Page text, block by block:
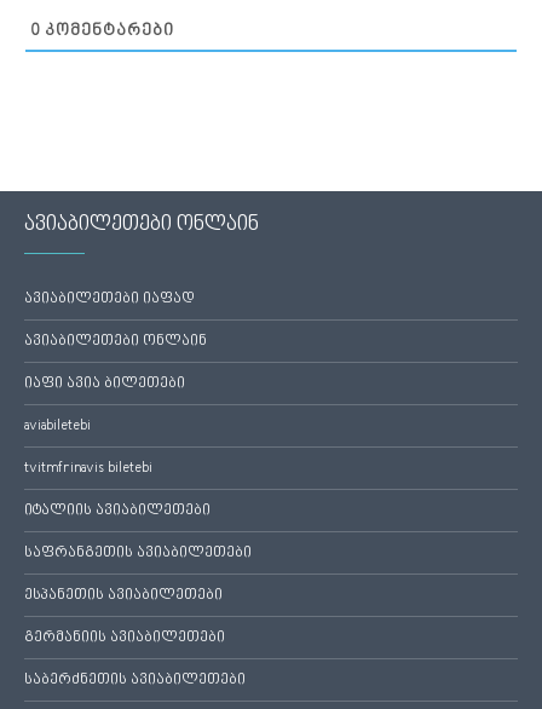
0 ᲙᲝᲛᲔᲜᲢᲐᲠᲔᲑᲘ
ავიაბილეთები ონლაინ
ავიაბილეთები იაფად
ავიაბილეთები ონლაინ
იაფი ავია ბილეთები
aviabiletebi
tvitmfrinavis biletebi
იტალიის ავიაბილეთები
საფრანგეთის ავიაბილეთები
ესპანეთის ავიაბილეთები
გერმანიის ავიაბილეთები
საბერძნეთის ავიაბილეთები